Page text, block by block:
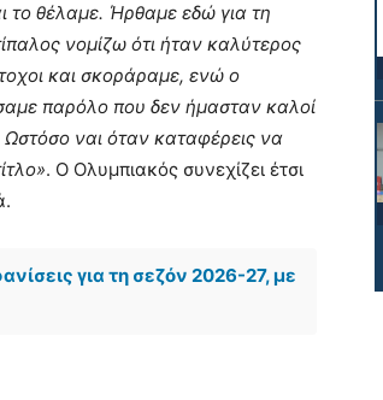
το θέλαμε. Ήρθαμε εδώ για τη
νομίζω ότι ήταν καλύτερος
και σκοράραμε, ενώ ο
παρόλο που δεν ήμασταν καλοί
Ωστόσο ναι όταν καταφέρεις να
. Ο Ολυμπιακός συνεχίζει έτσι
για τη σεζόν 2026-27, με